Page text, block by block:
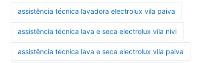
assistência técnica lavadora electrolux vila paiva
assistência técnica lava e seca electrolux vila nivi
assistência técnica lava e seca electrolux vila paiva